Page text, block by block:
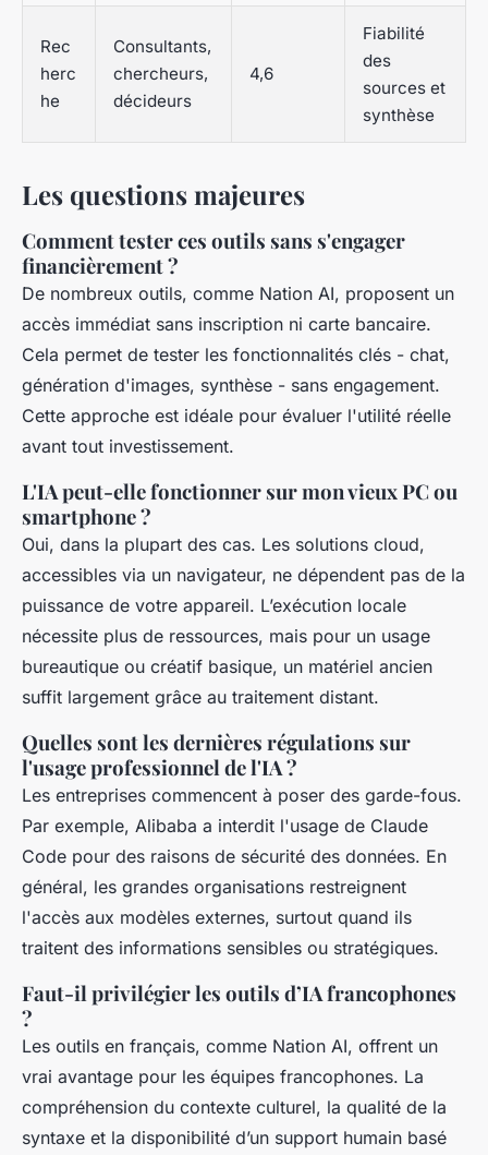
Rec
herc
he
Consultants,
chercheurs,
décideurs
4,6
Fiabilité
des
sources et
synthèse
Les questions majeures
Comment tester ces outils sans s'engager
financièrement ?
De nombreux outils, comme Nation AI, proposent un
accès immédiat sans inscription ni carte bancaire.
Cela permet de tester les fonctionnalités clés - chat,
génération d'images, synthèse - sans engagement.
Cette approche est idéale pour évaluer l'utilité réelle
avant tout investissement.
L'IA peut-elle fonctionner sur mon vieux PC ou
smartphone ?
Oui, dans la plupart des cas. Les solutions cloud,
accessibles via un navigateur, ne dépendent pas de la
puissance de votre appareil. L’exécution locale
nécessite plus de ressources, mais pour un usage
bureautique ou créatif basique, un matériel ancien
suffit largement grâce au traitement distant.
Quelles sont les dernières régulations sur
l'usage professionnel de l'IA ?
Les entreprises commencent à poser des garde-fous.
Par exemple, Alibaba a interdit l'usage de Claude
Code pour des raisons de sécurité des données. En
général, les grandes organisations restreignent
l'accès aux modèles externes, surtout quand ils
traitent des informations sensibles ou stratégiques.
Faut-il privilégier les outils d’IA francophones
?
Les outils en français, comme Nation AI, offrent un
vrai avantage pour les équipes francophones. La
compréhension du contexte culturel, la qualité de la
syntaxe et la disponibilité d’un support humain basé